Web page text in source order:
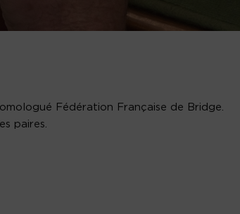
Fédération Française de Bridge.
paires.